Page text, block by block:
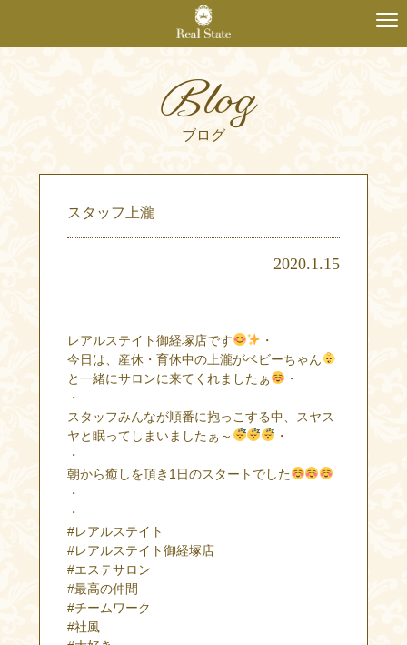
Blog
ブログ
スタッフ上瀧
2020.1.15
レアルステイト御経塚店です
・
今日は、産休・育休中の上瀧がベビーちゃん
と一緒にサロンに来てくれましたぁ
・
・
スタッフみんなが順番に抱っこする中、スヤス
ヤと眠ってしまいましたぁ～
・
・
朝から癒しを頂き1日のスタートでした
・
・
#レアルステイト
#レアルステイト御経塚店
#エステサロン
#最高の仲間
#チームワーク
#社風